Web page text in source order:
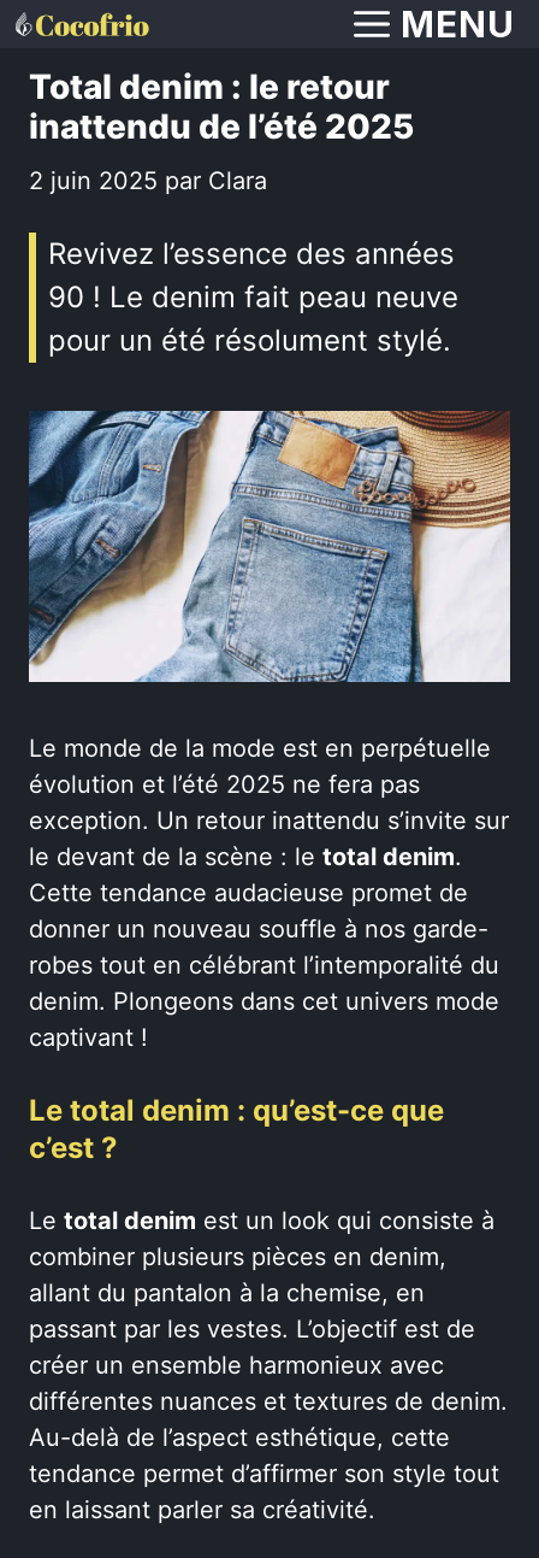
Aller
contenu
MENU
Total denim : le retour
inattendu de l’été 2025
2 juin 2025 par Clara
Revivez l’essence des années
90 ! Le denim fait peau neuve
pour un été résolument stylé.
Le monde de la mode est en perpétuelle
évolution et l’été 2025 ne fera pas
exception. Un retour inattendu s’invite sur
le devant de la scène : le total denim.
Cette tendance audacieuse promet de
donner un nouveau souffle à nos garde-
robes tout en célébrant l’intemporalité du
denim. Plongeons dans cet univers mode
captivant !
Le total denim : qu’est-ce que
c’est ?
Le total denim est un look qui consiste à
combiner plusieurs pièces en denim,
allant du pantalon à la chemise, en
passant par les vestes. L’objectif est de
créer un ensemble harmonieux avec
différentes nuances et textures de denim.
Au-delà de l’aspect esthétique, cette
tendance permet d’affirmer son style tout
en laissant parler sa créativité.